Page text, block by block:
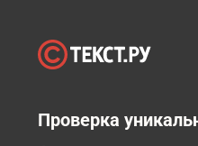
Проверка